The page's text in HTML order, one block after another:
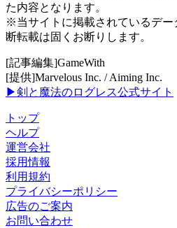
た内容となります。
※当サイトに掲載されているデー
断転載は固くお断りします。
[記事編集]GameWith
[提供]Marvelous Inc. / Aiming Inc.
▶剣と魔法のログレス公式サイト
トップ
ヘルプ
運営会社
採用情報
利用規約
プライバシーポリシー
広告のご案内
お問い合わせ